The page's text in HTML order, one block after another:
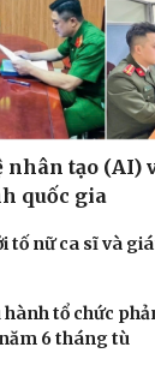
nhân tạo (AI)
quốc gia
tố nữ ca sĩ và
tổ chức
6 tháng tù